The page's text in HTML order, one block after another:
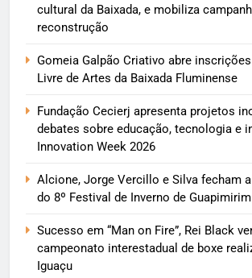
cultural da Baixada, e mobiliza
reconstrução
Gomeia Galpão Criativo abre
Livre de Artes da Baixada Fluminense
Fundação Cecierj apresenta projetos
debates sobre educação, tecnologia e
Innovation Week 2026
Alcione, Jorge Vercillo e Silva fecham
do 8º Festival de Inverno de Guapimirim
Sucesso em “Man on Fire”, Rei Black
campeonato interestadual de boxe
Iguaçu